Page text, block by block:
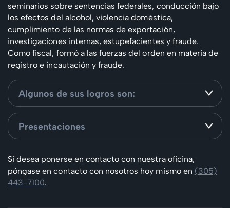
seminarios sobre sentencias federales, conducción bajo
los efectos del alcohol, violencia doméstica,
cumplimiento de las normas de exportación,
investigaciones internas, estupefacientes y fraude.
Como fiscal, formó a las fuerzas del orden en materia de
registro e incautación y fraude.
Algunos de sus logros son:
Presentaciones
Si desea ponerse en contacto con nuestra oficina,
póngase en contacto con nosotros hoy mismo en (305)
443-7100.